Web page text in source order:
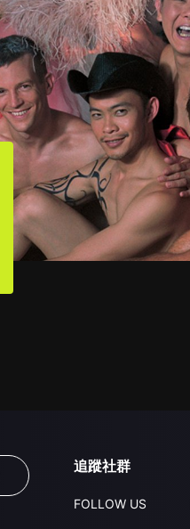
追蹤社群
FOLLOW US